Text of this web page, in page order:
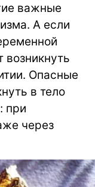
важные
А если
Опасные
в тело
при
через